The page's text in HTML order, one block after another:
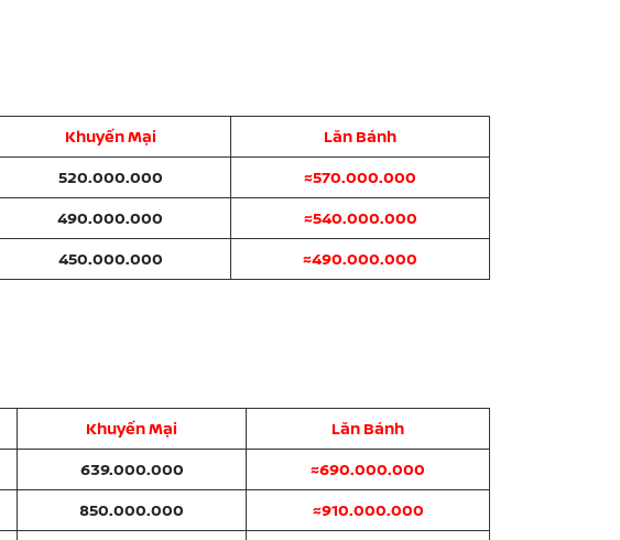
Khuyến Mại Lăn Bánh
520.000.000 ≈570.000.000
490.000.000 ≈540.000.000
450.000.000 ≈490.000.000
Khuyến Mại Lăn Bánh
639.000.000 ≈690.000.000
850.000.000 ≈910.000.000